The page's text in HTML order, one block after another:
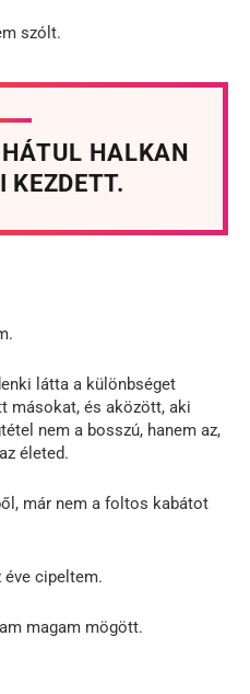
szólt.
HALKAN
KEZDETT.
látta a különbséget
másokat, és aközött, aki
nem a bosszú, hanem az,
életed.
már nem a foltos kabátot
éve cipeltem.
magam mögött.